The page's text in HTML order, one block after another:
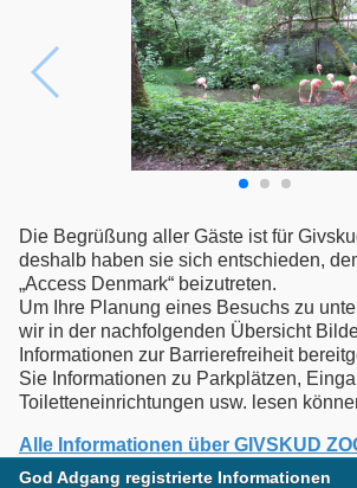
Die Begrüßung aller Gäste ist für
deshalb haben sie sich entschieden,
„Access Denmark“ beizutreten.
Um Ihre Planung eines Besuchs zu
wir in der nachfolgenden Übersicht
Informationen zur Barrierefreiheit
Sie Informationen zu Parkplätzen,
Toiletteneinrichtungen usw. lesen
Alle Informationen über GIVSKUD
God Adgang registrierte Informationen